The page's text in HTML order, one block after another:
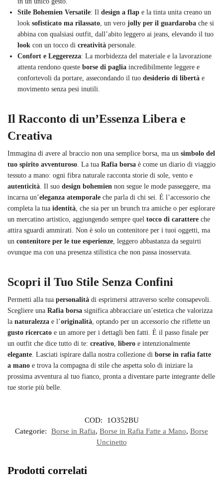
Stile Bohemien Versatile: Il design a flap e la tinta unita creano un
look sofisticato ma rilassato , un vero jolly per il guardaroba che si
abbina con qualsiasi outfit, dall’abito leggero ai jeans, elevando il tuo
look con un tocco di creatività personale.
Confort e Leggerezza: La morbidezza del materiale e la lavorazione
attenta rendono queste borse di paglia incredibilmente leggere e
confortevoli da portare, assecondando il tuo desiderio di libertà e
movimento senza pesi inutili.
Il Racconto di un’Essenza Libera e
Creativa
Immagina di avere al braccio non una semplice borsa, ma un simbolo del
tuo spirito avventuroso . La tua Rafia borsa è come un diario di viaggio
tessuto a mano: ogni fibra naturale racconta storie di sole, vento e
autenticità . Il suo design bohemien non segue le mode passeggere, ma
incarna un’eleganza atemporale che parla di chi sei. È l’accessorio che
completa la tua identità , che sia per un brunch tra amiche o per esplorare
un mercatino artistico, aggiungendo sempre quel tocco di carattere che
attira sguardi ammirati. Non è solo un contenitore per i tuoi oggetti, ma
un contenitore per le tue esperienze , leggero abbastanza da seguirti
ovunque ma con una presenza stilistica che non passa inosservata.
Scopri il Tuo Stile Senza Confini
Permetti alla tua personalità di esprimersi attraverso scelte consapevoli.
Scegliere una Rafia borsa significa abbracciare un’estetica che valorizza
la naturalezza e l’originalità , optando per un accessorio che riflette un
gusto ricercato e un amore per i dettagli ben fatti. È il passo finale per
un outfit che dice tutto di te: creativo libero e intenzionalmente
elegante . Lasciati ispirare dalla nostra collezione di borse in rafia fatte
a mano e trova la compagna di stile che aspetta solo di iniziare la
prossima avventura al tuo fianco, pronta a diventare parte integrante delle
tue storie più belle.
COD:
1O352BU
Categorie:
Borse in Rafia, Borse in Rafia Fatte a Mano, Borse
Uncinetto
Prodotti correlati